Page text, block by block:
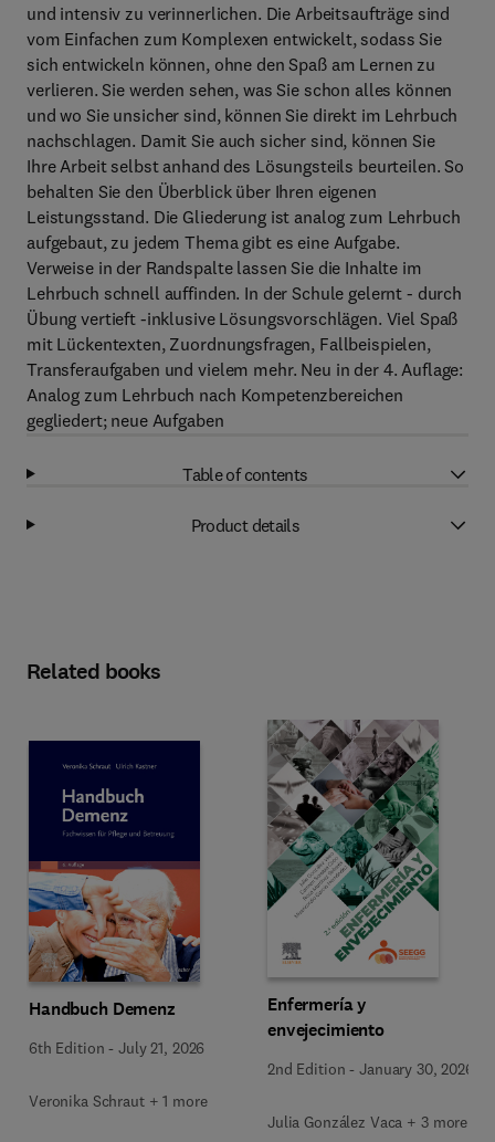
und intensiv zu verinnerlichen. Die Arbeitsaufträge sind
vom Einfachen zum Komplexen entwickelt, sodass Sie
sich entwickeln können, ohne den Spaß am Lernen zu
verlieren. Sie werden sehen, was Sie schon alles können
und wo Sie unsicher sind, können Sie direkt im Lehrbuch
nachschlagen. Damit Sie auch sicher sind, können Sie
Ihre Arbeit selbst anhand des Lösungsteils beurteilen. So
behalten Sie den Überblick über Ihren eigenen
Leistungsstand. Die Gliederung ist analog zum Lehrbuch
aufgebaut, zu jedem Thema gibt es eine Aufgabe.
Verweise in der Randspalte lassen Sie die Inhalte im
Lehrbuch schnell auffinden. In der Schule gelernt - durch
Übung vertieft -inklusive Lösungsvorschlägen. Viel Spaß
mit Lückentexten, Zuordnungsfragen, Fallbeispielen,
Transferaufgaben und vielem mehr. Neu in der 4. Auflage:
Analog zum Lehrbuch nach Kompetenzbereichen
gegliedert; neue Aufgaben
Table of contents
Product details
Related books
Handbuch Demenz
6th Edition -July 21, 2026
Veronika Schraut + 1 more
Enfermería y
envejecimiento
2nd Edition -January 30, 2026
Julia González Vaca + 3 more